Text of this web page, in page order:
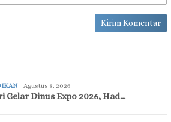
Agustus 8, 2026
Gelar Dinus Expo 2026, Had…